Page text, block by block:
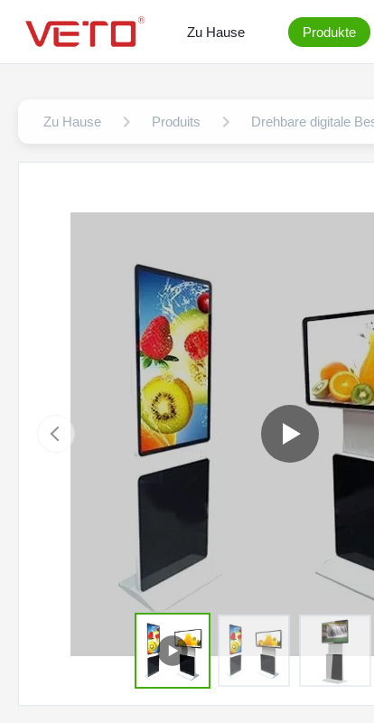
Zu Hause Produkte
Zu Hause Produits Drehbare digitale